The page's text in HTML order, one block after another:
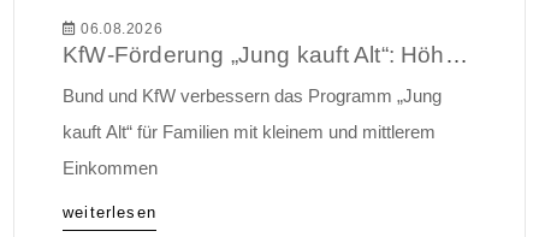
06.08.2026
KfW-Förderung „Jung kauft Alt“: Höhere Kredite ab August 2026
Bund und KfW verbessern das Programm „Jung
kauft Alt“ für Familien mit kleinem und mittlerem
Einkommen
weiterlesen